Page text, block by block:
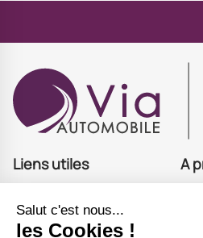
Liens utiles
Estimer
A